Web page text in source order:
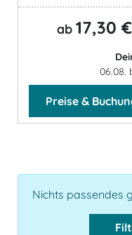
ab 17,30 €
06.08.
Preise &
Nichts passendes